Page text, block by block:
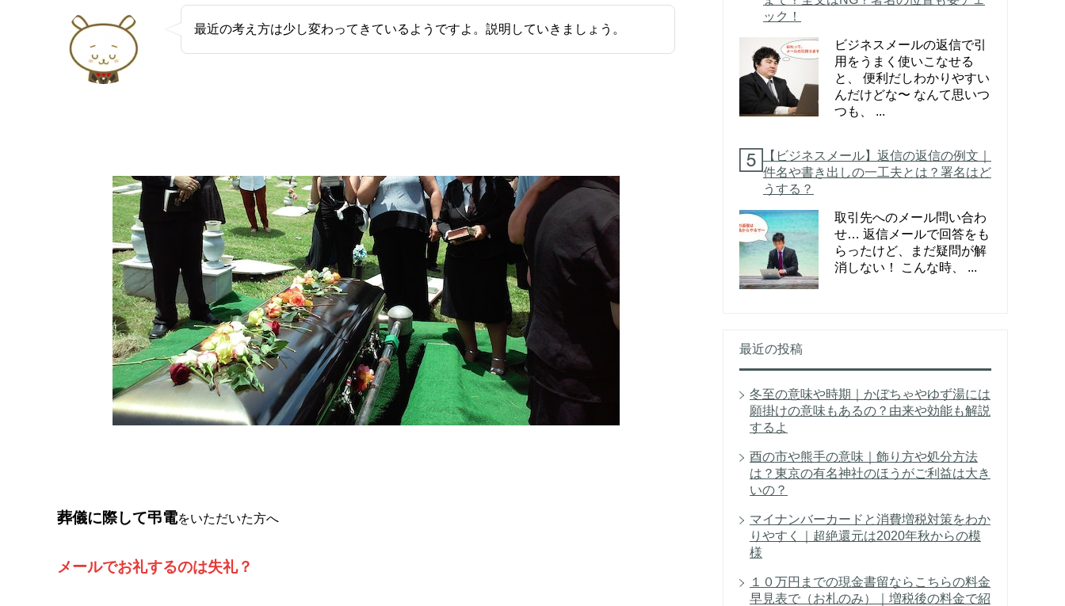
最近の考え方は少し変わってきているようですよ。説明していきましょう。
葬儀に際して弔電をいただいた方へ
メールでお礼するのは失礼？
ック！
ビジネスメールの返信で引
用をうまく使いこなせる
と、 便利だしわかりやすい
んだけどな〜 なんて思いつ
つも、 ...
【ビジネスメール】返信の返信の例文｜
件名や書き出しの一工夫とは？署名はど
うする？
取引先へのメール問い合わ
せ… 返信メールで回答をも
らったけど、まだ疑問が解
消しない！ こんな時、 ...
最近の投稿
冬至の意味や時期｜かぼちゃやゆず湯には
願掛けの意味もあるの？由来や効能も解説
するよ
酉の市や熊手の意味｜飾り方や処分方法
は？東京の有名神社のほうがご利益は大き
いの？
マイナンバーカードと消費増税対策をわか
りやすく｜超絶還元は2020年秋からの模
様
１０万円までの現金書留ならこちらの料金
早見表で（お札のみ）｜増税後の料金で紹